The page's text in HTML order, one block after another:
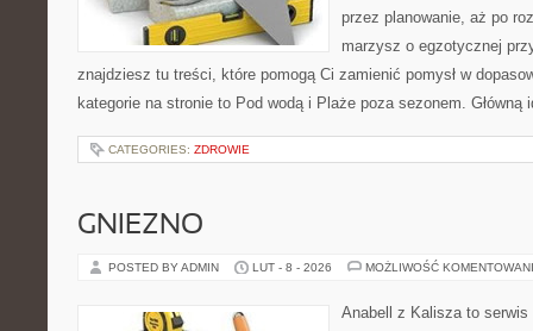
przez planowanie, aż po
marzysz o egzotycznej
znajdziesz tu treści, które pomogą Ci zamienić pomysł w
kategorie na stronie to Pod wodą i Plaże poza sezonem.
CATEGORIES: ZDROWIE
GNIEZNO
POSTED BY ADMIN LUT - 8 - 2026 MOŻLIWOŚĆ
Anabell z Kalisza to